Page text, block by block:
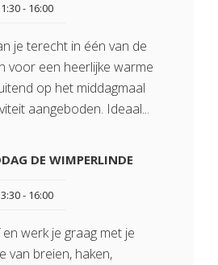
- 16:00
je terecht in één van de
voor een heerlijke warme
op het middagmaal
aangeboden. Ideaal...
DE WIMPERLINDE
- 16:00
werk je graag met je
van breien, haken,